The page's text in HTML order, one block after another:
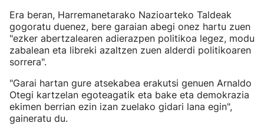
Era beran, Harremanetarako Nazioarteko Taldeak
gogoratu duenez, bere garaian abegi onez hartu zuen
"ezker abertzalearen adierazpen politikoa legez, modu
zabalean eta libreki azaltzen zuen alderdi politikoaren
sorrera".
"Garai hartan gure atsekabea erakutsi genuen Arnaldo
Otegi kartzelan egoteagatik eta bake eta demokrazia
ekimen berrian ezin izan zuelako gidari lana egin",
gaineratu du.